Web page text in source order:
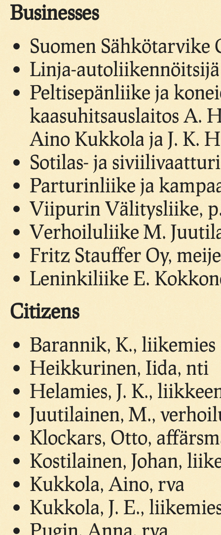
Businesses
Suomen Sähkötarvike
Linja-autoliikennöitsijä
Peltisepänliike ja
kaasuhitsauslaitos A.
Aino Kukkola ja J. K.
Sotilas- ja
Parturinliike ja
Viipurin Välitysliike,
Verhoiluliike M.
Fritz Stauffer Oy,
Leninkiliike E.
Citizens
Barannik, K., liikemies
Heikkurinen, Iida, nti
Helamies, J. K.,
Juutilainen, M.,
Klockars, Otto,
Kostilainen, Johan,
Kukkola, Aino, rva
Kukkola, J. E.,
Pugin, Anna, rva